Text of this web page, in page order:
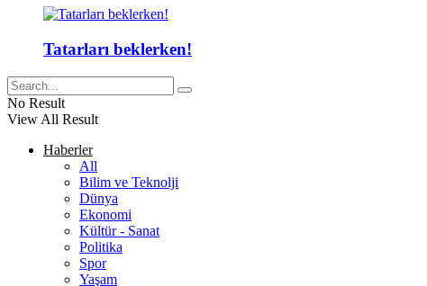
Tatarları beklerken!
No Result
View All Result
Haberler
All
Bilim ve Teknolji
Dünya
Ekonomi
Kültür - Sanat
Politika
Spor
Yaşam